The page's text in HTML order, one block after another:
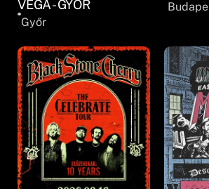
VEGA - GYŐR
Győr